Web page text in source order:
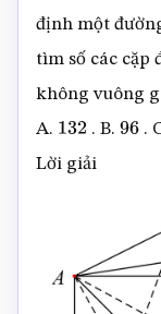
định một
tìm số các cặp
không vuông
A. 132 . B.96 .
Lời giải